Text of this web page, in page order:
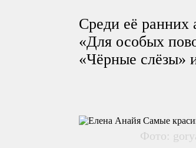
Среди её ранних
«Для особых
«Чёрные слёзы»
Фото: